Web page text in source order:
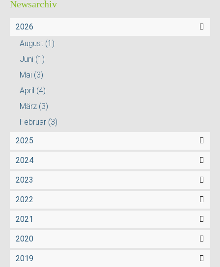
Newsarchiv
2026
August (1)
Juni (1)
Mai (3)
April (4)
März (3)
Februar (3)
2025
2024
2023
2022
2021
2020
2019